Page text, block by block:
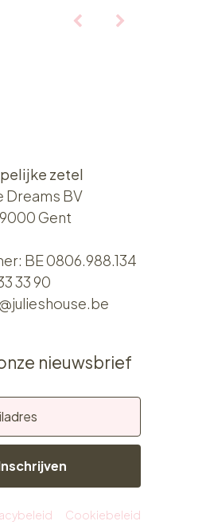
zetel
Dreams BV
Gent
BE 0806.988.134
33 90
nieuwsbrief
Cookiebeleid